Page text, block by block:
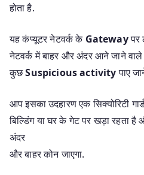
होता है.
यह कंप्यूटर नेटवर्क के Gatewayपर
नेटवर्क में बाहर और अंदर आने जाने
कुछSuspicious activityपाए
आप इसका उदहारण एक सिक्योरिटी
बिल्डिंग या घर के गेट पर खड़ा रहता
अंदर
और बाहर कोन जाएगा.